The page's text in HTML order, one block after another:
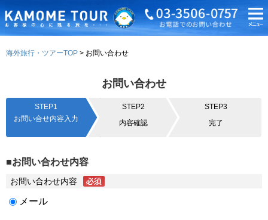
海外旅行・ツアーTOP お問い合わせ
お問い合わせ
STEP1
お問い合せ内容入力
STEP2
内容確認
STEP3
完了
■お問い合わせ内容
お問い合わせ内容
メール